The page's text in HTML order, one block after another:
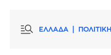
ΕΛΛΑΔΑ ΠΟΛΙΤΙΚΗ